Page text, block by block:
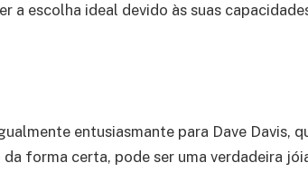
a escolha ideal devido às suas
entusiasmante para Dave Davis,
da forma certa, pode ser uma verdadeira